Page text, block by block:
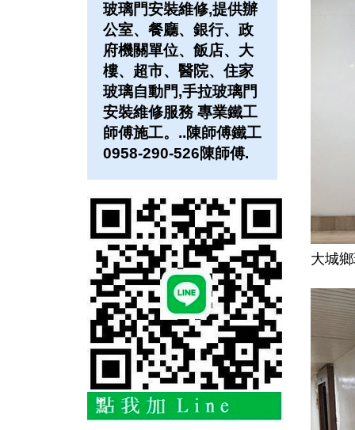
玻璃門安裝維修,提供辦
公室、餐廳、銀行、政
府機關單位、飯店、大
樓、超市、醫院、住家
玻璃自動門,手拉玻璃門
安裝維修服務 專業鐵工
師傅施工。..陳師傅鐵工
0958-290-526陳師傅.
大城